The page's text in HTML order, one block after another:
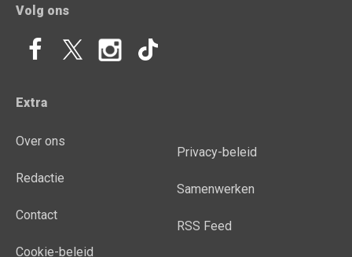
Volg ons
Extra
Over ons
Redactie
Contact
Cookie-beleid
Privacy-beleid
Samenwerken
RSS Feed